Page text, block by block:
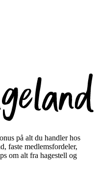
på alt du handler hos
faste medlemsfordeler,
om alt fra hagestell og